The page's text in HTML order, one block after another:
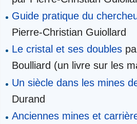
Guide pratique du
Pierre-Christian Guiollard
Le cristal et ses doubles
Boulliard (un livre sur les
Un siècle dans les mines
Durand
Anciennes mines et